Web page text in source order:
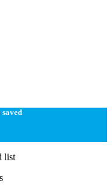
list